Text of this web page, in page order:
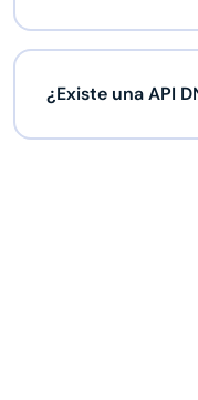
¿Existe una API